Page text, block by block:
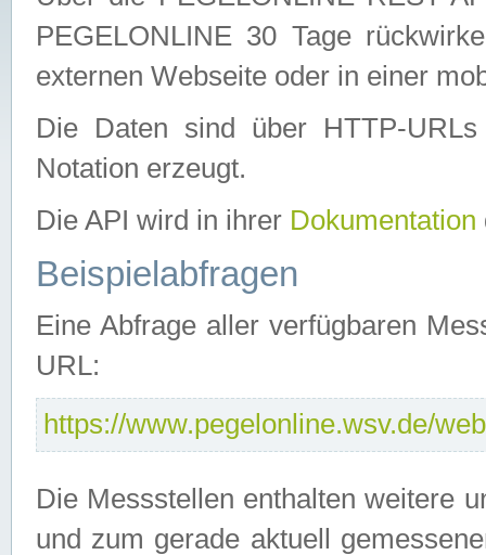
PEGELONLINE 30 Tage
externen Webseite oder in einer
Die Daten sind über HTTP-
Notation erzeugt.
Die API wird in ihrer Dokumentation
Beispielabfragen
Eine Abfrage aller verfügbaren
URL:
https://www.pegelonline.wsv.de/
Die Messstellen enthalten weitere
und zum gerade aktuell